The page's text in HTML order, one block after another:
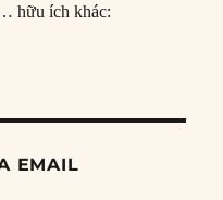
hữu ích khác:
EMAIL